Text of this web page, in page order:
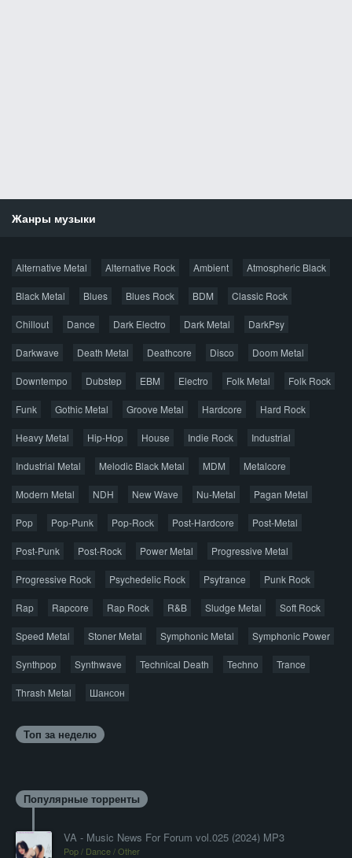
Жанры музыки
Alternative Metal Alternative Rock Ambient Atmospheric Black
Black Metal Blues Blues Rock BDM Classic Rock
Chillout Dance Dark Electro Dark Metal DarkPsy
Darkwave Death Metal Deathcore Disco Doom Metal
Downtempo Dubstep EBM Electro Folk Metal Folk Rock
Funk Gothic Metal Groove Metal Hardcore Hard Rock
Heavy Metal Hip-Hop House Indie Rock Industrial
Industrial Metal Melodic Black Metal MDM Metalcore
Modern Metal NDH New Wave Nu-Metal Pagan Metal
Pop Pop-Punk Pop-Rock Post-Hardcore Post-Metal
Post-Punk Post-Rock Power Metal Progressive Metal
Progressive Rock Psychedelic Rock Psytrance Punk Rock
Rap Rapcore Rap Rock R&B Sludge Metal Soft Rock
Speed Metal Stoner Metal Symphonic Metal Symphonic Power
Synthpop Synthwave Technical Death Techno Trance
Thrash Metal Шансон
Топ за неделю
Популярные торренты
VA - Music News For Forum vol.025 (2024) MP3
Pop / Dance / Other
Новые раздачи
Популярное за сутки
Главная Поиск по сайту
Карта сайта
Джаз
Метал Поп Рэп Рок Шансон
Весь материал выложен для ознакомления, после
лицензионную копию.